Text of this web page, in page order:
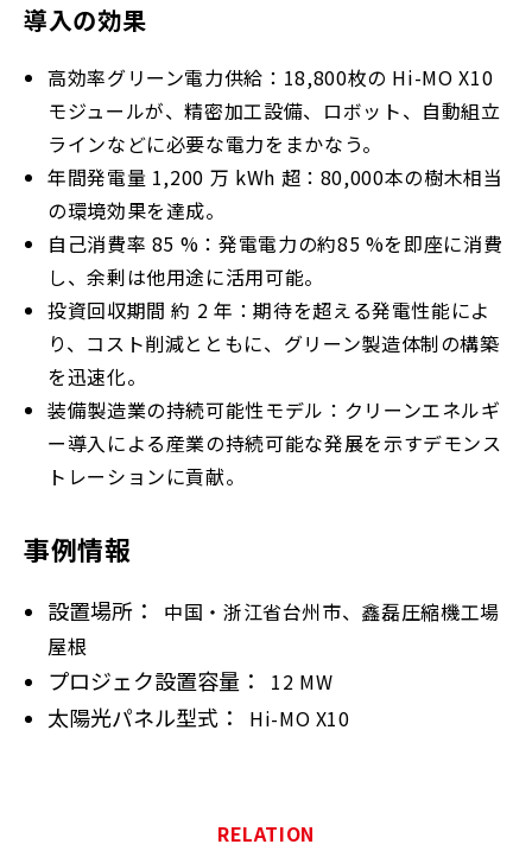
導入の効果
高効率グリーン電力供給：18,800枚の Hi-MO X10
モジュールが、精密加工設備、ロボット、自動組立
ラインなどに必要な電力をまかなう。
年間発電量 1,200 万 kWh 超：80,000本の樹木相当
の環境効果を達成。
自己消費率 85 %：発電電力の約85 %を即座に消費
し、余剰は他用途に活用可能。
投資回収期間 約 2 年：期待を超える発電性能によ
り、コスト削減とともに、グリーン製造体制の構築
を迅速化。
装備製造業の持続可能性モデル：クリーンエネルギ
ー導入による産業の持続可能な発展を示すデモンス
トレーションに貢献。
事例情報
設置場所： 中国・浙江省台州市、鑫磊圧縮機工場
屋根
プロジェク設置容量： 12 MW
太陽光パネル型式： Hi-MO X10
RELATION